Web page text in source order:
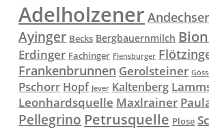
Adelholzener Andechser
Ayinger Becks Bergbauernmilch
Erdinger Fachinger Flensburger
Frankenbrunnen Gerolsteiner
Pschorr Hopf Jever Kaltenberg
Leonhardsquelle Maxlrainer
Pellegrino Petrusquelle Plose